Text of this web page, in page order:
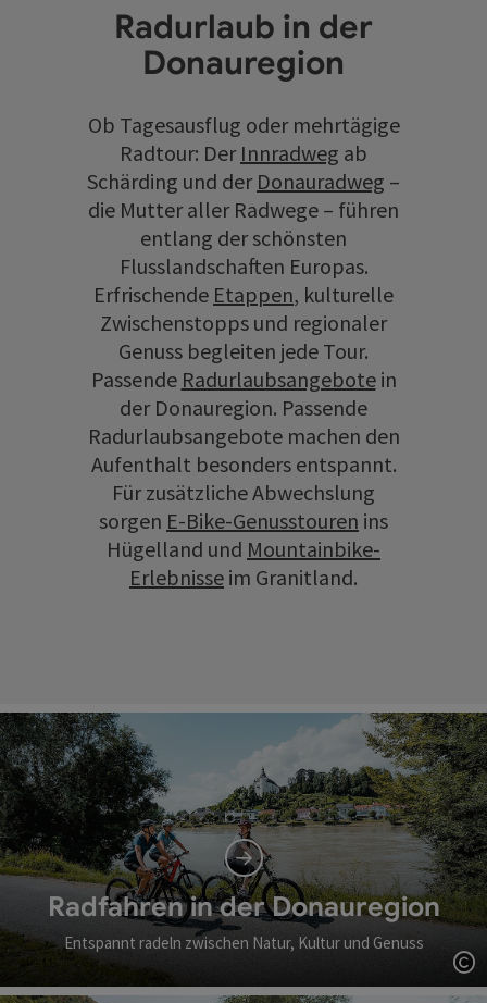
Radurlaub in der
Donauregion
Ob Tagesausflug oder mehrtägige
Radtour: Der Innradweg ab
Schärding und der Donauradweg –
die Mutter aller Radwege – führen
entlang der schönsten
Flusslandschaften Europas.
Erfrischende Etappen, kulturelle
Zwischenstopps und regionaler
Genuss begleiten jede Tour.
Passende Radurlaubsangebotein
der Donauregion. Passende
Radurlaubsangebote machen den
Aufenthalt besonders entspannt.
Für zusätzliche Abwechslung
sorgen E-Bike-Genusstouren ins
Hügelland und Mountainbike-
Erlebnisse im Granitland.
Radfahren in der Donauregion
Entspannt radeln zwischen Natur, Kultur und Genuss